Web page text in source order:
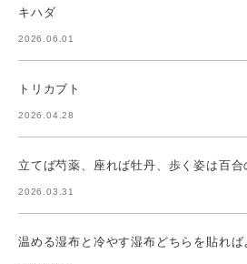
キハダ
2026.06.01
トリカブト
2026.04.28
立てば芍薬、座れば牡丹、歩く姿は百合
2026.03.31
温める湿布と冷やす湿布どちらを貼れば